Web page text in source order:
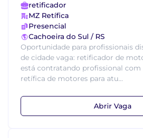
retificador
MZ Retífica
Presencial
Cachoeira do Sul / RS
Oportunidade para profissionais
de cidade vaga: retificador de
está contratando profissional com
retífica de motores para atu...
Abrir Vaga